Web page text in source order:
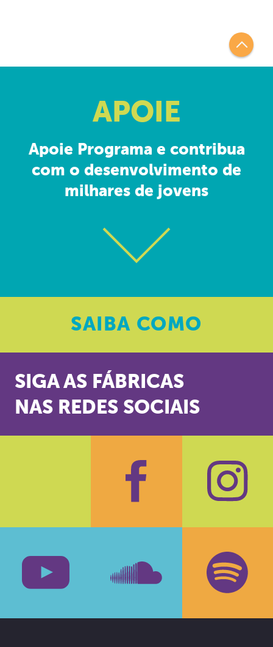
APOIE
Apoie Programa e contribua
com o desenvolvimento de
milhares de jovens
SAIBA COMO
SIGA AS FÁBRICAS
NAS REDES SOCIAIS
Facebook